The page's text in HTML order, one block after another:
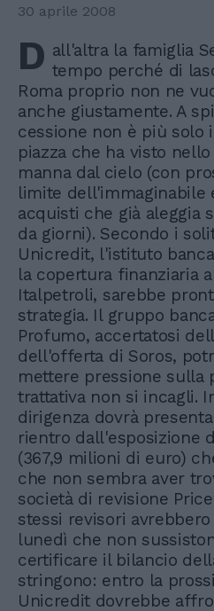
30 aprile 2008
D all'altra la famiglia
tempo perché di
Roma proprio non ne
anche giustamente. A
cessione non è più solo
piazza che ha visto
manna dal cielo (con
limite dell'immaginabile
acquisti che già aleggia
da giorni). Secondo i
Unicredit, l'istituto
la copertura finanziaria
Italpetroli, sarebbe
strategia. Il gruppo
Profumo, accertatosi
dell'offerta di Soros,
mettere pressione sulla
trattativa non si incagli.
dirigenza dovrà
rientro dall'esposizione
(367,9 milioni di euro)
che non sembra aver
società di revisione
stessi revisori
lunedì che non
certificare il bilancio
stringono: entro la
Unicredit dovrebbe